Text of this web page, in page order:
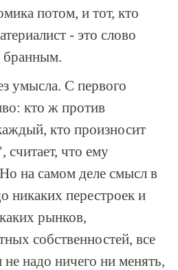
потом, и тот, кто
- это слово
бранным.
умысла. С первого
кто ж против
кто произносит
считает, что ему
на самом деле смысл в
никаких перестроек и
рынков,
собственностей, все
не надо ничего ни менять,